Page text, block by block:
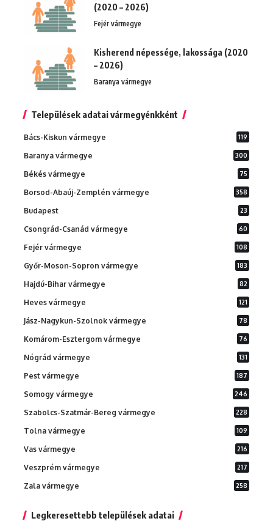
(2020 – 2026)
Fejér vármegye
Kisherend népessége, lakossága (2020
– 2026)
Baranya vármegye
Települések adatai vármegyénkként
Bács-Kiskun vármegye 119
Baranya vármegye 300
Békés vármegye 75
Borsod-Abaúj-Zemplén vármegye 358
Budapest 23
Csongrád-Csanád vármegye 60
Fejér vármegye 108
Győr-Moson-Sopron vármegye 183
Hajdú-Bihar vármegye 82
Heves vármegye 121
Jász-Nagykun-Szolnok vármegye 78
Komárom-Esztergom vármegye 76
Nógrád vármegye 131
Pest vármegye 187
Somogy vármegye 246
Szabolcs-Szatmár-Bereg vármegye 228
Tolna vármegye 109
Vas vármegye 216
Veszprém vármegye 217
Zala vármegye 258
Legkeresettebb települések adatai